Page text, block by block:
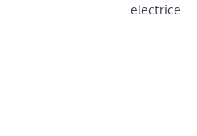
electrice